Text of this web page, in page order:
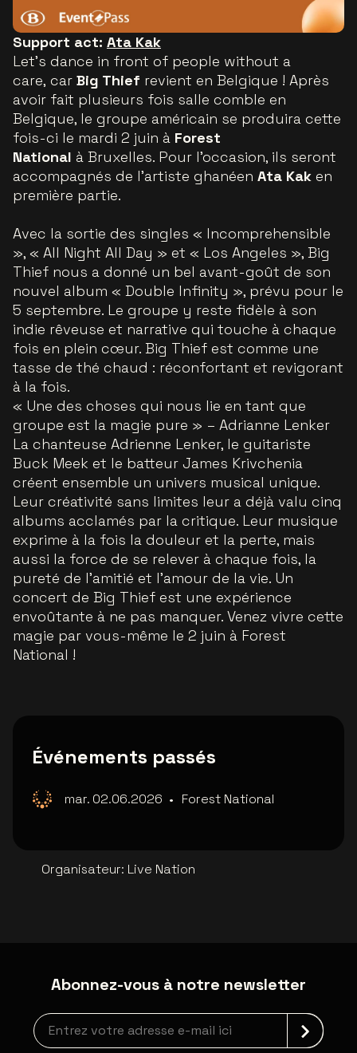
Support act: Ata Kak
Let’s dance in front of people without a
care, car Big Thief revient en Belgique ! Après
avoir fait plusieurs fois salle comble en
Belgique, le groupe américain se produira cette
fois-ci le mardi 2 juin à Forest
National à Bruxelles. Pour l’occasion, ils seront
accompagnés de l’artiste ghanéen Ata Kak en
première partie.
Avec la sortie des singles « Incomprehensible
», « All Night All Day » et « Los Angeles », Big
Thief nous a donné un bel avant-goût de son
nouvel album « Double Infinity », prévu pour le
5 septembre. Le groupe y reste fidèle à son
indie rêveuse et narrative qui touche à chaque
fois en plein cœur. Big Thief est comme une
tasse de thé chaud : réconfortant et revigorant
à la fois.
« Une des choses qui nous lie en tant que
groupe est la magie pure » – Adrianne Lenker
La chanteuse Adrienne Lenker, le guitariste
Buck Meek et le batteur James Krivchenia
créent ensemble un univers musical unique.
Leur créativité sans limites leur a déjà valu cinq
albums acclamés par la critique. Leur musique
exprime à la fois la douleur et la perte, mais
aussi la force de se relever à chaque fois, la
pureté de l'amitié et l'amour de la vie. Un
concert de Big Thief est une expérience
envoûtante à ne pas manquer. Venez vivre cette
magie par vous-même le 2 juin à Forest
National !
Événements passés
mar. 02.06.2026 • Forest National
Organisateur: Live Nation
Abonnez-vous à notre newsletter
Inscription à la newsletter